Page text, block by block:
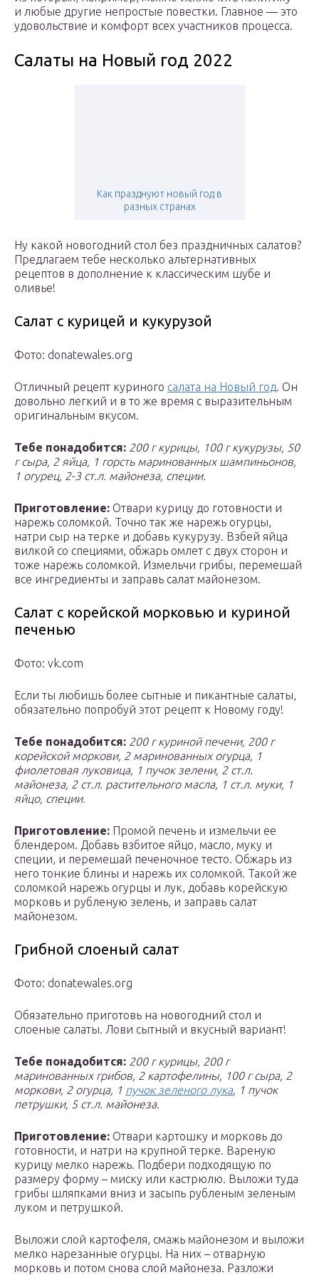
и любые другие непростые повестки. Главное — это
удовольствие и комфорт всех участников процесса.
Салаты на Новый год 2022
Как празднуют новый год в
разных странах
Ну какой новогодний стол без праздничных салатов?
Предлагаем тебе несколько альтернативных
рецептов в дополнение к классическим шубе и
оливье!
Салат с курицей и кукурузой
Фото: donatewales.org
Отличный рецепт куриного салата на Новый год. Он
довольно легкий и в то же время с выразительным
оригинальным вкусом.
Тебе понадобится: 200 г курицы, 100 г кукурузы, 50
г сыра, 2 яйца, 1 горсть маринованных шампиньонов,
1 огурец, 2-3 ст.л. майонеза, специи.
Приготовление: Отвари курицу до готовности и
нарежь соломкой. Точно так же нарежь огурцы,
натри сыр на терке и добавь кукурузу. Взбей яйца
вилкой со специями, обжарь омлет с двух сторон и
тоже нарежь соломкой. Измельчи грибы, перемешай
все ингредиенты и заправь салат майонезом.
Салат с корейской морковью и куриной
печенью
Фото: vk.com
Если ты любишь более сытные и пикантные салаты,
обязательно попробуй этот рецепт к Новому году!
Тебе понадобится: 200 г куриной печени, 200 г
корейской моркови, 2 маринованных огурца, 1
фиолетовая луковица, 1 пучок зелени, 2 ст.л.
майонеза, 2 ст.л. растительного масла, 1 ст.л. муки, 1
яйцо, специи.
Приготовление: Промой печень и измельчи ее
блендером. Добавь взбитое яйцо, масло, муку и
специи, и перемешай печеночное тесто. Обжарь из
него тонкие блины и нарежь их соломкой. Такой же
соломкой нарежь огурцы и лук, добавь корейскую
морковь и рубленую зелень, и заправь салат
майонезом.
Грибной слоеный салат
Фото: donatewales.org
Обязательно приготовь на новогодний стол и
слоеные салаты. Лови сытный и вкусный вариант!
Тебе понадобится: 200 г курицы, 200 г
маринованных грибов, 2 картофелины, 100 г сыра, 2
моркови, 2 огурца, 1 пучок зеленого лука, 1 пучок
петрушки, 5 ст.л. майонеза.
Приготовление: Отвари картошку и морковь до
готовности, и натри на крупной терке. Вареную
курицу мелко нарежь. Подбери подходящую по
размеру форму – миску или кастрюлю. Выложи туда
грибы шляпками вниз и засыпь рубленым зеленым
луком и петрушкой.
Выложи слой картофеля, смажь майонезом и выложи
мелко нарезанные огурцы. На них – отварную
морковь и потом снова слой майонеза. Разложи